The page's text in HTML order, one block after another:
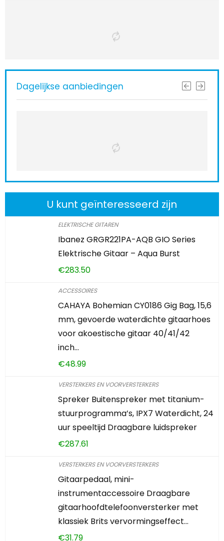
Dagelijkse aanbiedingen
U kunt geïnteresseerd zijn
ELEKTRISCHE GITAREN
Ibanez GRGR221PA-AQB GIO Series
Elektrische Gitaar – Aqua Burst
€283.50
ACCESSOIRES
CAHAYA Bohemian CY0186 Gig Bag, 15,6
mm, gevoerde waterdichte gitaarhoes
voor akoestische gitaar 40/41/42
inch…
€48.99
VERSTERKERS EN VOORVERSTERKERS
Spreker Buitenspreker met titanium-
stuurprogramma’s, IPX7 Waterdicht, 24
uur speeltijd Draagbare luidspreker
€287.61
VERSTERKERS EN VOORVERSTERKERS
Gitaarpedaal, mini-
instrumentaccessoire Draagbare
gitaarhoofdtelefoonversterker met
klassiek Brits vervormingseffect…
€31.79